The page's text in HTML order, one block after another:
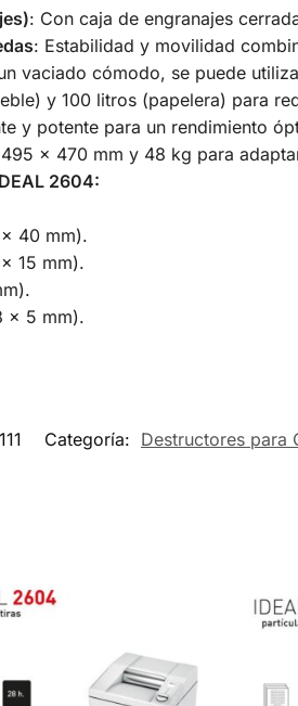
: Con caja de engranajes
: Estabilidad y movilidad
vaciado cómodo, se puede
y 100 litros (papelera) para
y potente para un rendimiento
x 470 mm y 48 kg para
2604:
40 mm).
15 mm).
× 5 mm).
Categoría: Destructores para